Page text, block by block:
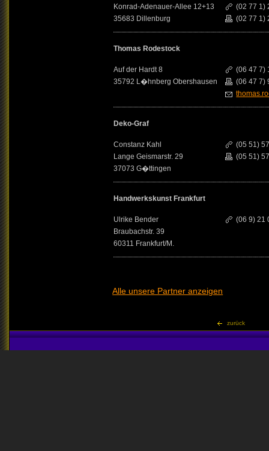
Konrad-Adenauer-Allee 12+13
35683 Dillenburg
(02 77 1)
(02 77 1)
Thomas Rodestock
Auf der Hardt 8
35792 L�hnberg Obershausen
(06 47 7)
(06 47 7)
Deko-Graf
Constanz Kahl
Lange Geismarstr. 29
37073 G�ttingen
(05 51)
(05 51)
Handwerkskunst Frankfurt
Ulrike Bender
Braubachstr. 39
60311 Frankfurt/M.
(06 9) 21
Alle unsere Partner anzeigen
zurück